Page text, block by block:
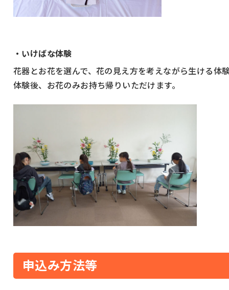
・いけばな体験
花器とお花を選んで、花の見え方を考えながら生ける体
体験後、お花のみお持ち帰りいただけます。
申込み方法等